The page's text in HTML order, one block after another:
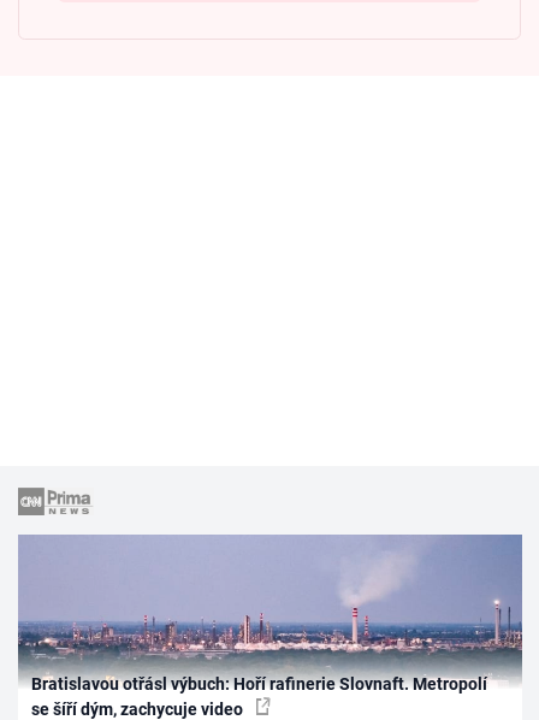
Bratislavou otřásl výbuch: Hoří rafinerie Slovnaft. Metropolí
se šíří dým, zachycuje video